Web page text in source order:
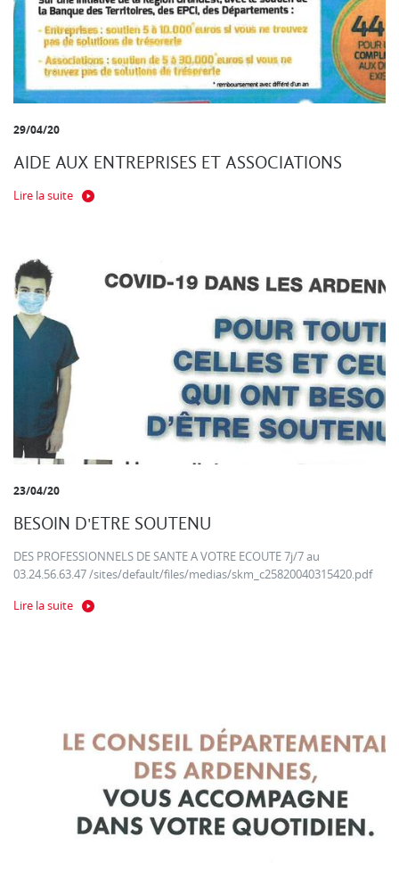
29/04/20
AIDE AUX ENTREPRISES ET ASSOCIATIONS
Lire la suite
23/04/20
BESOIN D'ETRE SOUTENU
DES PROFESSIONNELS DE SANTE A VOTRE ECOUTE 7j/7 au
03.24.56.63.47 /sites/default/files/medias/skm_c25820040315420.pdf
Lire la suite